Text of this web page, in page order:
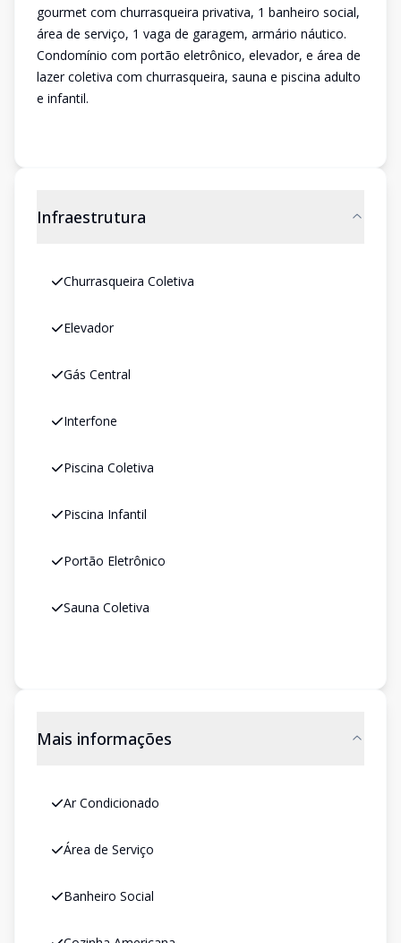
gourmet com churrasqueira privativa, 1 banheiro social,
área de serviço, 1 vaga de garagem, armário náutico.
Condomínio com portão eletrônico, elevador, e área de
lazer coletiva com churrasqueira, sauna e piscina adulto
e infantil.
Infraestrutura
Churrasqueira Coletiva
Elevador
Gás Central
Interfone
Piscina Coletiva
Piscina Infantil
Portão Eletrônico
Sauna Coletiva
Mais informações
Ar Condicionado
Área de Serviço
Banheiro Social